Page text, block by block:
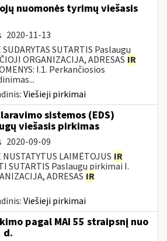
nuomonės tyrimų viešasis
2020-11-13
SUTARTIS Paslaugų
ORGANIZACIJA, ADRESAS IR
I.1. Perkančiosios
Viešieji pirkimai
sistemos (EDS)
viešasis pirkimas
2020-09-09
LAIMĖTOJUS IR
SUTARTIS Paslaugų pirkimai I.
ADRESAS IR
Viešieji pirkimai
pagal MAI 55 straipsnį nuo
d.